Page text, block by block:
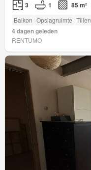
3 1 85 m²
Balkon Opslagruimte Tillen
4 dagen geleden
RENTUMO